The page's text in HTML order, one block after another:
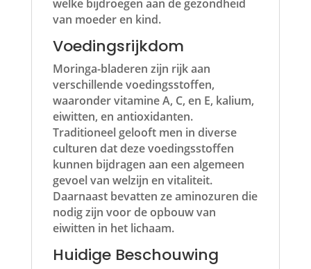
welke bijdroegen aan de gezondheid
van moeder en kind.
Voedingsrijkdom
Moringa-bladeren zijn rijk aan
verschillende voedingsstoffen,
waaronder vitamine A, C, en E, kalium,
eiwitten, en antioxidanten.
Traditioneel gelooft men in diverse
culturen dat deze voedingsstoffen
kunnen bijdragen aan een algemeen
gevoel van welzijn en vitaliteit.
Daarnaast bevatten ze aminozuren die
nodig zijn voor de opbouw van
eiwitten in het lichaam.
Huidige Beschouwing